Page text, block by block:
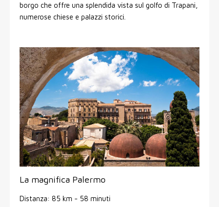
borgo che offre una splendida vista sul golfo di Trapani,
numerose chiese e palazzi storici.
La magnifica Palermo
Distanza: 85 km - 58 minuti